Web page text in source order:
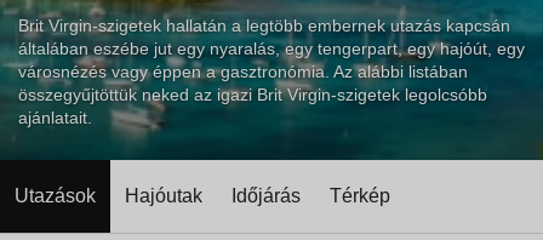
Brit Virgin-szigetek hallatán a legtöbb embernek utazás kapcsán
általában eszébe jut egy nyaralás, egy tengerpart, egy hajóút, egy
városnézés vagy éppen a gasztronómia. Az alábbi listában
összegyűjtöttük neked az igazi Brit Virgin-szigetek legolcsóbb
ajánlatait.
Utazások Hajóutak Időjárás Térkép